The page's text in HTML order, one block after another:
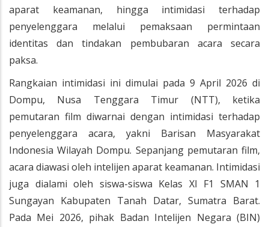
aparat keamanan, hingga intimidasi terhadap
penyelenggara melalui pemaksaan permintaan
identitas dan tindakan pembubaran acara secara
paksa.
Rangkaian intimidasi ini dimulai pada 9 April 2026 di
Dompu, Nusa Tenggara Timur (NTT), ketika
pemutaran film diwarnai dengan intimidasi terhadap
penyelenggara acara, yakni Barisan Masyarakat
Indonesia Wilayah Dompu. Sepanjang pemutaran film,
acara diawasi oleh intelijen aparat keamanan. Intimidasi
juga dialami oleh siswa-siswa Kelas XI F1 SMAN 1
Sungayan Kabupaten Tanah Datar, Sumatra Barat.
Pada Mei 2026, pihak Badan Intelijen Negara (BIN)